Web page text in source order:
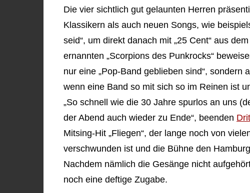
Die vier sichtlich gut gelaunten Herren
Klassikern als auch neuen Songs, wie
seid“, um direkt danach mit „25 Cent“ aus
ernannten „Scorpions des Punkrocks“
nur eine „Pop-Band geblieben sind“,
wenn eine Band so mit sich so im Reinen ist
„So schnell wie die 30 Jahre spurlos an uns
der Abend auch wieder zu Ende“, beenden
Mitsing-Hit „Fliegen“, der lange noch von
verschwunden ist und die Bühne den
Nachdem nämlich die Gesänge nicht
noch eine deftige Zugabe.